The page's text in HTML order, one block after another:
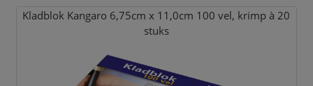
Kladblok Kangaro 6,75cm x 11,0cm 100 vel, krimp à 20
stuks